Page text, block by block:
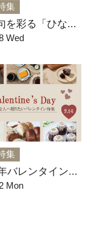
集
を彩る「ひな...
Wed
集
バレンタイン...
Mon